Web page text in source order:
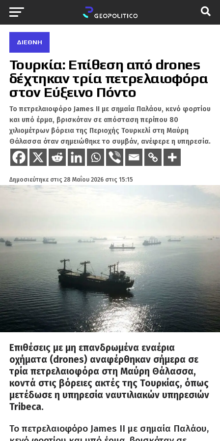
ΔΙΕΘΝΉ
Τουρκία: Επίθεση από drones
δέχτηκαν τρία πετρελαιοφόρα
στον Εύξεινο Πόντο
Το πετρελαιοφόρο James II με σημαία Παλάου, κενό φορτίου
και υπό έρμα, βρισκόταν σε απόσταση περίπου 80
χιλιομέτρων βόρεια της Περιοχής Τουρκελί στη Μαύρη
Θάλασσα όταν σημειώθηκε το συμβάν, ανέφερε η υπηρεσία.
Δημοσιεύτηκε στις 28 Μαΐου 2026 στις 15:15
Επιθέσεις με μη επανδρωμένα εναέρια
οχήματα (drones) αναφέρθηκαν σήμερα σε
τρία πετρελαιοφόρα στη Μαύρη Θάλασσα,
κοντά στις βόρειες ακτές της Τουρκίας, όπως
μετέδωσε η υπηρεσία ναυτιλιακών υπηρεσιών
Tribeca.
Το πετρελαιοφόρο James II με σημαία Παλάου,